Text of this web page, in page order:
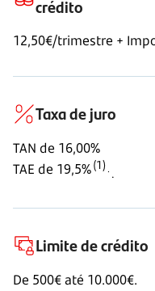
crédito
12,50€/trimestre +
Taxa de juro
TAN de 16,00%
TAE de 19,5%(1) . .
Limite de crédito
De 500€ até 10.000€.